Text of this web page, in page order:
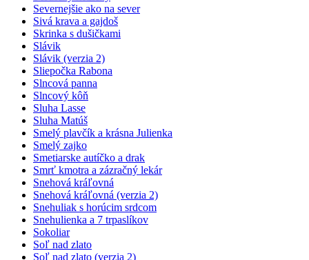
Severnejšie ako na sever
Sivá krava a gajdoš
Skrinka s dušičkami
Slávik
Slávik (verzia 2)
Sliepočka Rabona
Slncová panna
Slncový kôň
Sluha Lasse
Sluha Matúš
Smelý plavčík a krásna Julienka
Smelý zajko
Smetiarske autíčko a drak
Smrť kmotra a zázračný lekár
Snehová kráľovná
Snehová kráľovná (verzia 2)
Snehuliak s horúcim srdcom
Snehulienka a 7 trpaslíkov
Sokoliar
Soľ nad zlato
Soľ nad zlato (verzia 2)